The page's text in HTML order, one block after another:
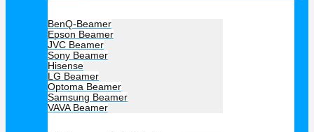
BenQ-Beamer
Epson Beamer
JVC Beamer
Sony Beamer
Hisense
LG Beamer
Optoma Beamer
Samsung Beamer
VAVA Beamer